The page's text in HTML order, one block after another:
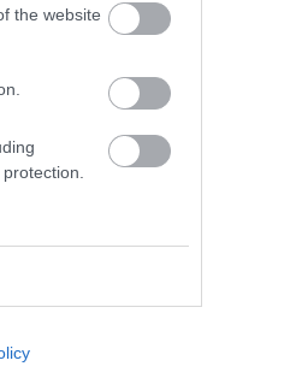
the website